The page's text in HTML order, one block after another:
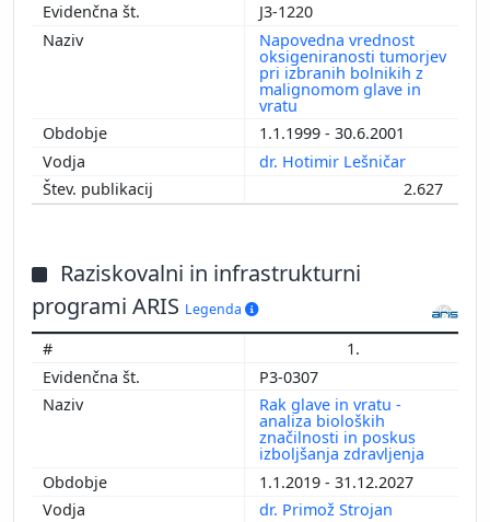
J3-1220
Napovedna vrednost
oksigeniranosti tumorjev
pri izbranih bolnikih z
malignomom glave in
vratu
1.1.1999 - 30.6.2001
dr. Hotimir Lešničar
2.627
Raziskovalni in infrastrukturni
programi ARIS Legenda
1.
P3-0307
Rak glave in vratu -
analiza bioloških
značilnosti in poskus
izboljšanja zdravljenja
1.1.2019 - 31.12.2027
dr. Primož Strojan